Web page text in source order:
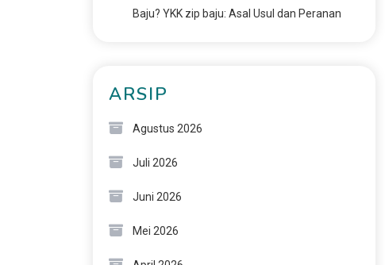
Baju? YKK zip baju: Asal Usul dan Peranan
ARSIP
Agustus 2026
Juli 2026
Juni 2026
Mei 2026